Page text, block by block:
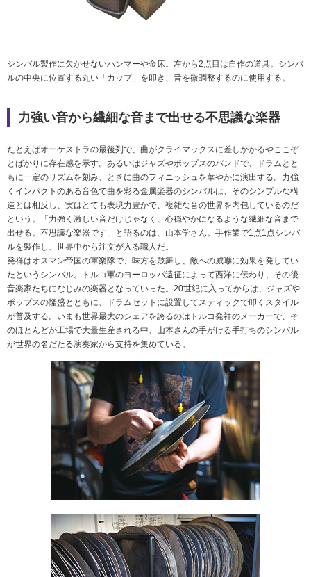
シンバル製作に欠かせないハンマーや金床。左から2点目は自作の道具。シンバ
ルの中央に位置する丸い「カップ」を叩き、音を微調整するのに使用する。
力強い音から繊細な音まで出せる不思議な楽器
たとえばオーケストラの最後列で、曲がクライマックスに差しかかるやここぞ
とばかりに存在感を示す。あるいはジャズやポップスのバンドで、ドラムとと
もに一定のリズムを刻み、ときに曲のフィニッシュを華やかに演出する。力強
くインパクトのある音色で曲を彩る金属楽器のシンバルは、そのシンプルな構
造とは相反し、実はとても表現力豊かで、複雑な音の世界を内包しているのだ
という。「力強く激しい音だけじゃなく、心穏やかになるような繊細な音まで
出せる。不思議な楽器です」と語るのは、山本学さん。手作業で1点1点シンバ
ルを製作し、世界中から注文が入る職人だ。
発祥はオスマン帝国の軍楽隊で、味方を鼓舞し、敵への威嚇に効果を発してい
たというシンバル。トルコ軍のヨーロッパ遠征によって西洋に伝わり、その後
音楽家たちになじみの楽器となっていった。20世紀に入ってからは、ジャズや
ポップスの隆盛とともに、ドラムセットに設置してスティックで叩くスタイル
が普及する。いまも世界最大のシェアを誇るのはトルコ発祥のメーカーで、そ
のほとんどが工場で大量生産される中、山本さんの手がける手打ちのシンバル
が世界の名だたる演奏家から支持を集めている。